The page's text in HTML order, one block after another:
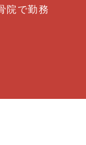
院で勤務